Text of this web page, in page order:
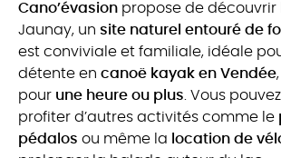
Cano’évasion propose de découvrir
Jaunay, un site naturel entouré de
est conviviale et familiale, idéale
détente en canoë kayak en Vendée
pour une heure ou plus. Vous
profiter d’autres activités comme le
pédalos ou même la location de